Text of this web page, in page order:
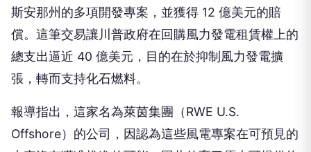
償。這筆交易讓川普政府在回購風力發電租賃權上的
總支出逼近 40 億美元，目的在於抑制風力發電擴
張，轉而支持化石燃料。
報導指出，這家名為萊茵集團（RWE U.S.
Offshore）的公司，因認為這些風電專案在可預見的
未來沒有獲准推進的可能，因此放棄了原本可提供約